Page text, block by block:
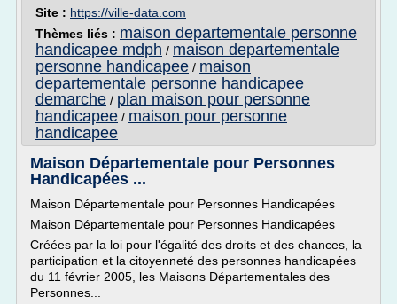
Site : https://ville-data.com
Thèmes liés : maison departementale personne
handicapee mdph / maison departementale
personne handicapee / maison
departementale personne handicapee
demarche / plan maison pour personne
handicapee / maison pour personne
handicapee
Maison Départementale pour Personnes
Handicapées ...
Maison Départementale pour Personnes Handicapées
Maison Départementale pour Personnes Handicapées
Créées par la loi pour l'égalité des droits et des chances, la
participation et la citoyenneté des personnes handicapées
du 11 février 2005, les Maisons Départementales des
Personnes...